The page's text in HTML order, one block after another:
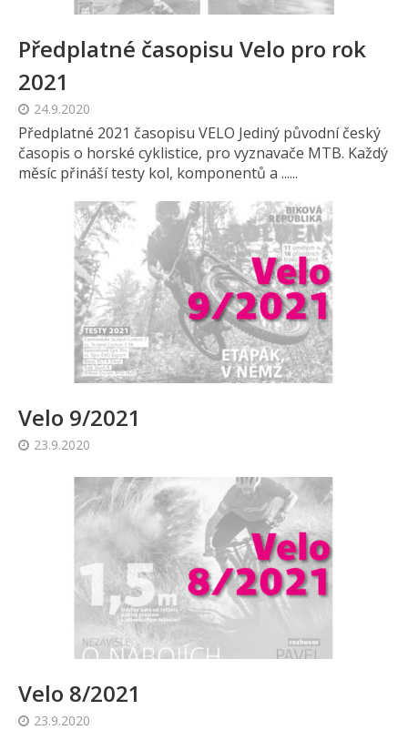
Předplatné časopisu Velo pro rok
2021
24.9.2020
Předplatné 2021 časopisu VELO Jediný původní český
časopis o horské cyklistice, pro vyznavače MTB. Každý
měsíc přináší testy kol, komponentů a ......
Velo 9/2021
23.9.2020
Velo 8/2021
23.9.2020